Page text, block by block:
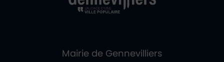
Mairie de Gennevilliers